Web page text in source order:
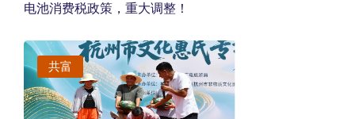
电池消费税政策，重大调整！
共富